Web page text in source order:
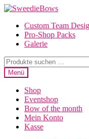
Zur
springen
Zum
springenCustom Team
Pro-Shop Packs
Galerie
Suche
nach:
Menü
Shop
Eventshop
Bow of the month
Mein Konto
Kasse